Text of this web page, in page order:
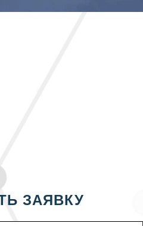
ЗАЯВКУ